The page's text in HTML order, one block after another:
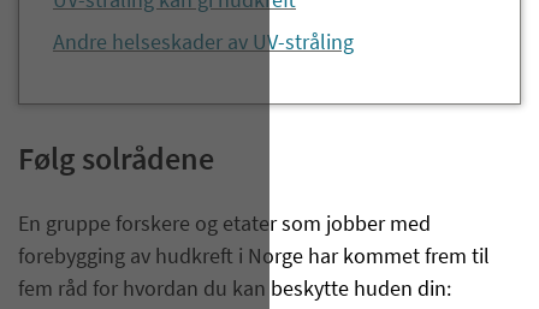
Andre helseskader av UV-stråling
Følg solrådene
En gruppe forskere og etater som jobber med
forebygging av hudkreft i Norge har kommet frem til
fem råd for hvordan du kan beskytte huden din: